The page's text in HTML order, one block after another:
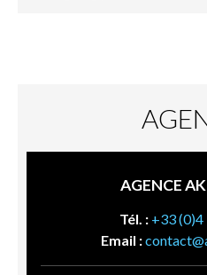
AGENCE
Tél. : +33 (0)4
Email :